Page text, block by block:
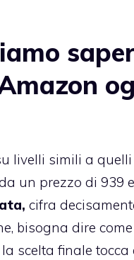
livelli simili a
un prezzo di 939
cifra
bisogna dire
scelta finale